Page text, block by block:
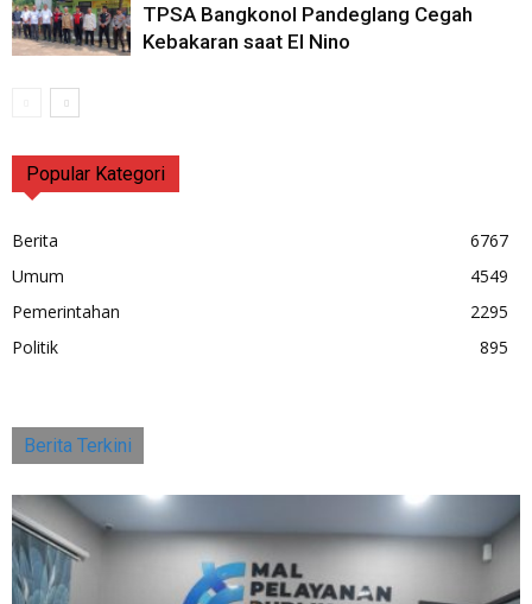
TPSA Bangkonol Pandeglang Cegah
Kebakaran saat El Nino
Popular Kategori
Berita
6767
Umum
4549
Pemerintahan
2295
Politik
895
Berita Terkini